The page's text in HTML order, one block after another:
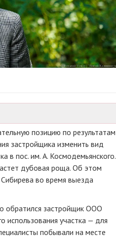
позицию по результатам
застройщика изменить вид
в пос. им. А. Космодемьянского.
дубовая роща. Об этом
во время выезда
обратился застройщик ООО
использования участка — для
побывали на месте